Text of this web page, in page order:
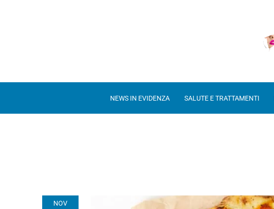
NEWS IN EVIDENZA SALUTE E TRATTAMENTI
NOV